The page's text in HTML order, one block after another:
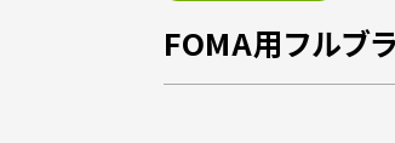
FOMA用フルブ